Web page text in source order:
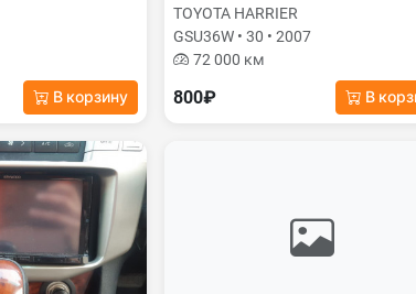
В корзину
TOYOTA HARRIER
GSU36W • 30 • 2007
72 000 км
800₽ В